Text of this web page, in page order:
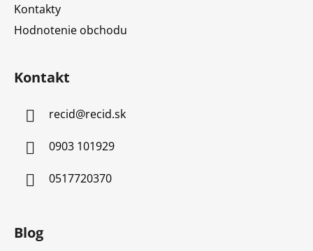
Kontakty
Hodnotenie obchodu
Kontakt
recid@recid.sk
0903 101929
0517720370
Blog